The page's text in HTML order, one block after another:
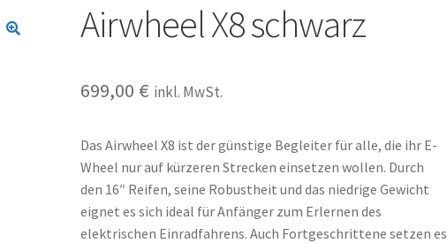
Airwheel X8 schwarz
699,00 € inkl. MwSt.
Das Airwheel X8 ist der günstige Begleiter für alle, die ihr E-
Wheel nur auf kürzeren Strecken einsetzen wollen. Durch
den 16″ Reifen, seine Robustheit und das niedrige Gewicht
eignet es sich ideal für Anfänger zum Erlernen des
elektrischen Einradfahrens. Auch Fortgeschrittene setzen es